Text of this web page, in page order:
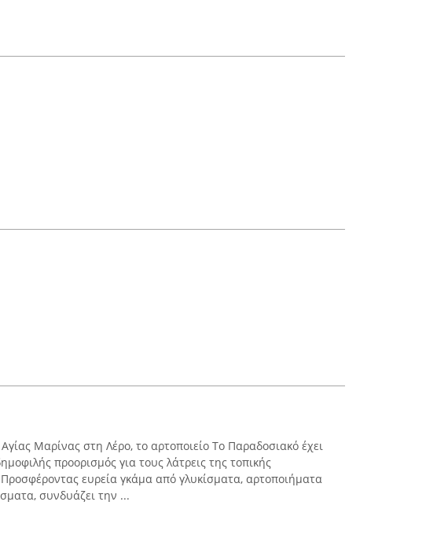
Μαρίνας στη Λέρο, το αρτοποιείο Το Παραδοσιακό έχει
προορισμός για τους λάτρεις της τοπικής
ευρεία γκάμα από γλυκίσματα, αρτοποιήματα
συνδυάζει την ...